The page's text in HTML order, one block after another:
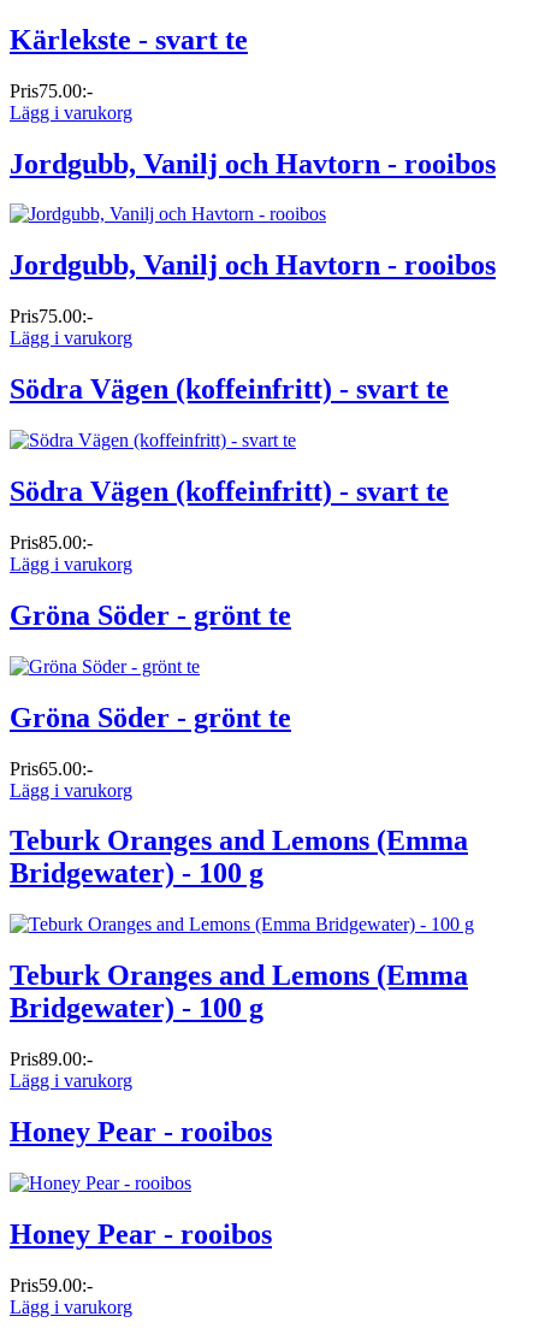
Kärlekste - svart te
Pris75.00:-
Lägg i varukorg
Jordgubb, Vanilj och Havtorn - rooibos
Jordgubb, Vanilj och Havtorn - rooibos
Pris75.00:-
Lägg i varukorg
Södra Vägen (koffeinfritt) - svart te
Södra Vägen (koffeinfritt) - svart te
Pris85.00:-
Lägg i varukorg
Gröna Söder - grönt te
Gröna Söder - grönt te
Pris65.00:-
Lägg i varukorg
Teburk Oranges and Lemons (Emma
Bridgewater) - 100 g
Teburk Oranges and Lemons (Emma
Bridgewater) - 100 g
Pris89.00:-
Lägg i varukorg
Honey Pear - rooibos
Honey Pear - rooibos
Pris59.00:-
Lägg i varukorg